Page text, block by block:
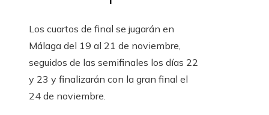
Los cuartos de final se jugarán en
Málaga del 19 al 21 de noviembre,
seguidos de las semifinales los días 22
y 23 y finalizarán con la gran final el
24 de noviembre.